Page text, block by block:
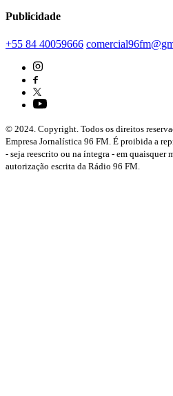
Publicidade
+55 84 40059666
© 2024. Copyright. Todos os direitos
Empresa Jornalística 96 FM. É proibida a
- seja reescrito ou na íntegra - em quaisquer
autorização escrita da Rádio 96 FM.